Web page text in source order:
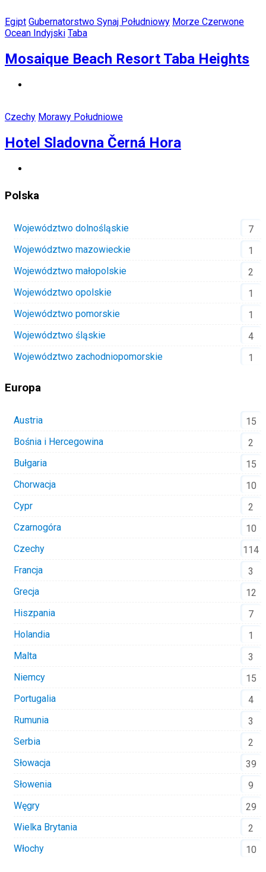
Egipt Gubernatorstwo Synaj Południowy Morze Czerwone
Ocean Indyjski Taba
Mosaique Beach Resort Taba Heights
Czechy Morawy Południowe
Hotel Sladovna Černá Hora
Polska
Województwo dolnośląskie
7
Województwo mazowieckie
1
Województwo małopolskie
2
Województwo opolskie
1
Województwo pomorskie
1
Województwo śląskie
4
Województwo zachodniopomorskie
1
Europa
Austria
15
Bośnia i Hercegowina
2
Bułgaria
15
Chorwacja
10
Cypr
2
Czarnogóra
10
Czechy
114
Francja
3
Grecja
12
Hiszpania
7
Holandia
1
Malta
3
Niemcy
15
Portugalia
4
Rumunia
3
Serbia
2
Słowacja
39
Słowenia
9
Węgry
29
Wielka Brytania
2
Włochy
10